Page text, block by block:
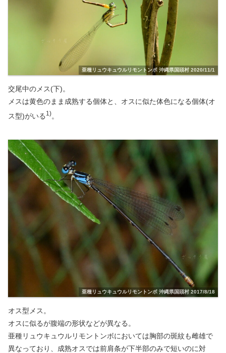
亜種リュウキュウルリモントンボ 沖縄県国頭村 2020/11/1
交尾中のメス(下)。
メスは黄色のまま成熟する個体と、オスに似た体色になる個体(オ
ス型)がいる 1)。
亜種リュウキュウルリモントンボ 沖縄県国頭村 2017/8/18
オス型メス。
オスに似るが腹端の形状などが異なる。
亜種リュウキュウルリモントンボにおいては胸部の斑紋も雌雄で
異なっており、成熟オスでは前肩条が下半部のみで短いのに対